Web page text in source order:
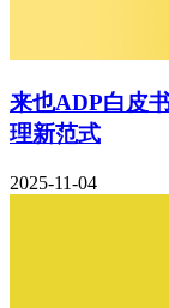
来也ADP白皮
理新范式
2025-11-04